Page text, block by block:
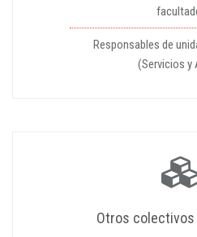
Responsables de
(Servicios y
Otros